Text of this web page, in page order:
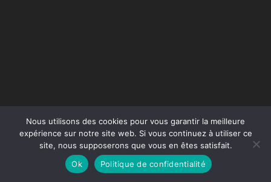
Nous utilisons des cookies pour vous garantir la meilleure
expérience sur notre site web. Si vous continuez à utiliser ce
site, nous supposerons que vous en êtes satisfait.
Ok
Politique de confidentialité